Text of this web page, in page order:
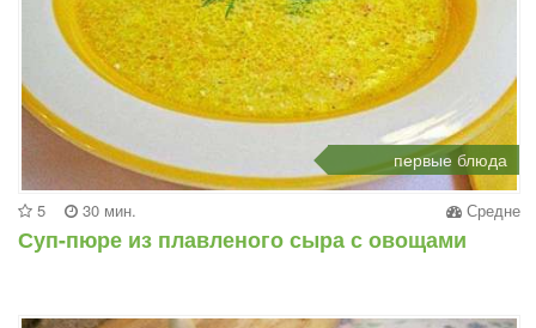
первые блюда
5 30 мин. Средне
Суп-пюре из плавленого сыра с овощами